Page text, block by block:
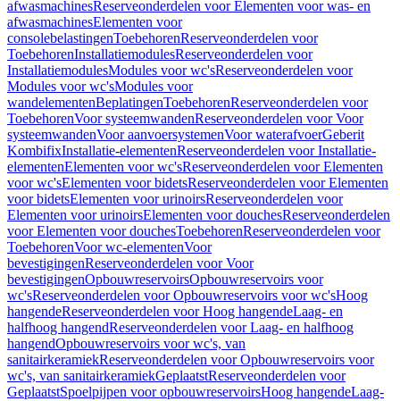
afwasmachinesReserveonderdelen voor Elementen voor was- en
afwasmachinesElementen voor
consolebelastingenToebehorenReserveonderdelen voor
ToebehorenInstallatiemodulesReserveonderdelen voor
InstallatiemodulesModules voor wc'sReserveonderdelen voor
Modules voor wc'sModules voor
wandelementenBeplatingenToebehorenReserveonderdelen voor
ToebehorenVoor systeemwandenReserveonderdelen voor Voor
systeemwandenVoor aanvoersystemenVoor waterafvoerGeberit
KombifixInstallatie-elementenReserveonderdelen voor Installatie-
elementenElementen voor wc'sReserveonderdelen voor Elementen
voor wc'sElementen voor bidetsReserveonderdelen voor Elementen
voor bidetsElementen voor urinoirsReserveonderdelen voor
Elementen voor urinoirsElementen voor douchesReserveonderdelen
voor Elementen voor douchesToebehorenReserveonderdelen voor
ToebehorenVoor wc-elementenVoor
bevestigingenReserveonderdelen voor Voor
bevestigingenOpbouwreservoirsOpbouwreservoirs voor
wc'sReserveonderdelen voor Opbouwreservoirs voor wc'sHoog
hangendeReserveonderdelen voor Hoog hangendeLaag- en
halfhoog hangendReserveonderdelen voor Laag- en halfhoog
hangendOpbouwreservoirs voor wc's, van
sanitairkeramiekReserveonderdelen voor Opbouwreservoirs voor
wc's, van sanitairkeramiekGeplaatstReserveonderdelen voor
GeplaatstSpoelpijpen voor opbouwreservoirsHoog hangendeLaag-